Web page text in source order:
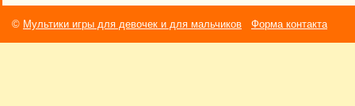
© Мультики игры для девочек и для мальчиков Форма контакта